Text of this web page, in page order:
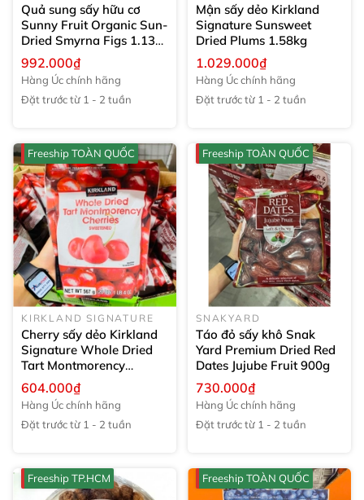
Quả sung sấy hữu cơ
Sunny Fruit Organic Sun-
Dried Smyrna Figs 1.13
kg
992.000₫
Hàng Úc chính hãng
Đặt trước từ 1 - 2 tuần
Mận sấy dẻo Kirkland
Signature Sunsweet
Dried Plums 1.58kg
1.029.000₫
Hàng Úc chính hãng
Đặt trước từ 1 - 2 tuần
Freeship TOÀN QUỐC
KIRKLAND SIGNATURE
Cherry sấy dẻo Kirkland
Signature Whole Dried
Tart Montmorency
Cherries567g
604.000₫
Hàng Úc chính hãng
Đặt trước từ 1 - 2 tuần
Freeship TOÀN QUỐC
SNAKYARD
Táo đỏ sấy khô Snak
Yard Premium Dried Red
Dates Jujube Fruit900g
730.000₫
Hàng Úc chính hãng
Đặt trước từ 1 - 2 tuần
Freeship TP.HCM Freeship TOÀN QUỐC